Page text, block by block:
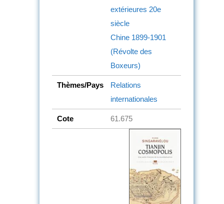
extérieures 20e
siècle
Chine 1899-1901
(Révolte des
Boxeurs)
Thèmes/Pays
Relations
internationales
Cote 61.675